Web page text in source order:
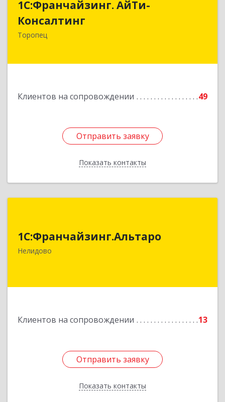
1С:Франчайзинг. АйТи-
Консалтинг
Торопец
Клиентов на сопровождении 49
Отправить заявку
Показать контакты
Консалтинг
Подробнее
Отправить заявку
Назад
1С:Франчайзинг.Альтаро
Нелидово
Клиентов на сопровождении 13
Отправить заявку
Показать контакты
172527, Тверская обл, Нелидово г, Матросова
Отправить заявку
Назад